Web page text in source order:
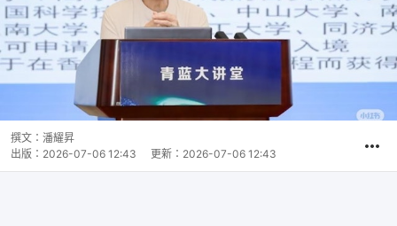
撰文： 潘耀昇
出版： 2026-07-06 12:43 更新： 2026-07-06 12:43